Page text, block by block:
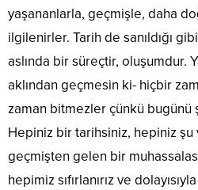
yaşananlarla, geçmişle, daha
ilgilenirler. Tarih de sanıldığı
aslında bir süreçtir, oluşumdur.
aklından geçmesin ki- hiçbir
zaman bitmezler çünkü bugünü
Hepiniz bir tarihsiniz, hepiniz şu
geçmişten gelen bir
hepimiz sıfırlanırız ve